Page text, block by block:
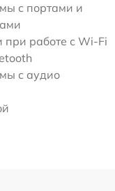
с портами и
работе с Wi-Fi
с аудио